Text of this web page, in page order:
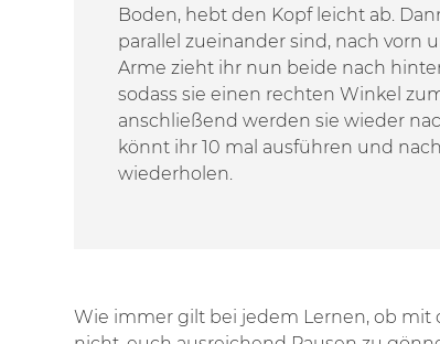
Boden, hebt den Kopf leicht ab.
parallel zueinander sind, nach vorn
Arme zieht ihr nun beide nach
sodass sie einen rechten Winkel
anschließend werden sie wieder
könnt ihr 10 mal ausführen und
wiederholen.
Wie immer gilt bei jedem Lernen, ob mit